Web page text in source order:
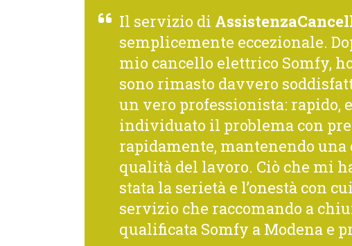
Il servizio di
semplicemente eccezionale.
mio cancello elettrico Somfy,
sono rimasto davvero
un vero professionista: rapido,
individuato il problema con
rapidamente, mantenendo
qualità del lavoro. Ciò che mi
stata la serietà e l’onestà con
servizio che raccomando a
qualificata Somfy a Modena e